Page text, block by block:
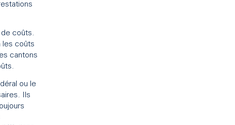
coûts.
les coûts
cantons
ou le
Ils